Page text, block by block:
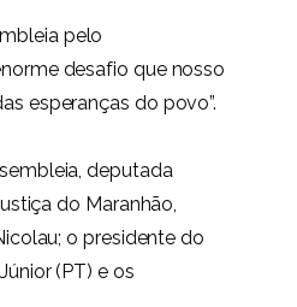
pelo
desafio que nosso
esperanças do povo”.
deputada
do Maranhão,
o presidente do
(PT) e os